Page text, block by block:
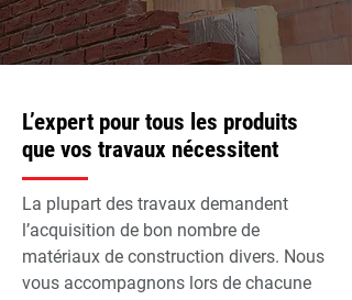
L’expert pour tous les produits
que vos travaux nécessitent
La plupart des travaux demandent
l’acquisition de bon nombre de
matériaux de construction divers. Nous
vous accompagnons lors de chacune